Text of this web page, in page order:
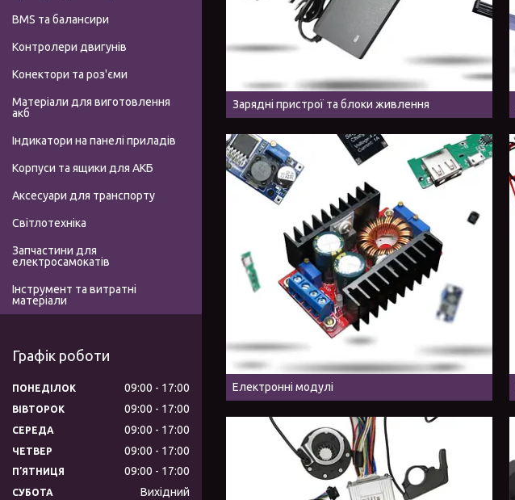
Зарядні пристрої та блоки живлення
Електронні модулі
BMS та балансири
Контролери двигунів
Конектори та роз'єми
Матеріали для виготовлення
акб
Індикатори на панелі приладів
Корпуси та ящики для АКБ
Аксесуари для транспорту
Світлотехніка
Запчастини для
електросамокатів
Інструмент та витратні
матеріали
Графік роботи
ПОНЕДІЛОК 09:00 17:00
ВІВТОРОК 09:00 17:00
СЕРЕДА 09:00 17:00
ЧЕТВЕР 09:00 17:00
ПʼЯТНИЦЯ 09:00 17:00
СУБОТА Вихідний